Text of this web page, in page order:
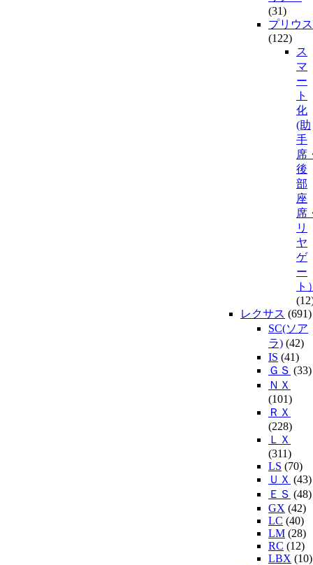
(31)
プリウス
(122)
ス
マ
ー
ト
化
(助
手
席
後
部
座
席
リ
ヤ
ゲ
ー
ト
レクサス (691)
SC(ソア
ラ) (42)
IS (41)
ＧＳ (33)
ＮＸ
(101)
ＲＸ
(228)
ＬＸ
(311)
LS (70)
ＵＸ (43)
ＥＳ (48)
GX (42)
LC (40)
LM (28)
RC (12)
LBX (10)